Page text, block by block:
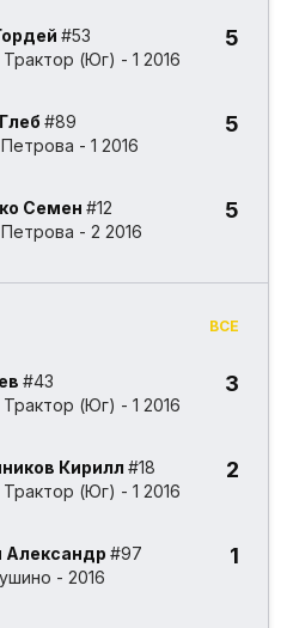
#53
(Юг) - 1 2016
5
#89
- 1 2016
5
Семен #12
- 2 2016
5
ВСЕ
#43
(Юг) - 1 2016
3
Кирилл #18
(Юг) - 1 2016
2
Александр #97
- 2016
1